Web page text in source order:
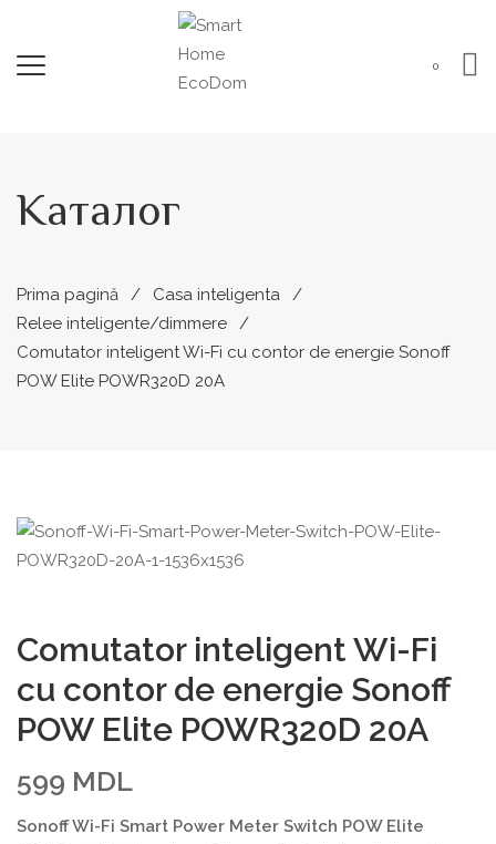
0
Каталог
Prima pagină
Casa inteligenta
Relee inteligente/dimmere
Comutator inteligent Wi-Fi cu contor de energie Sonoff
POW Elite POWR320D 20A
Comutator inteligent Wi-Fi
cu contor de energie Sonoff
POW Elite POWR320D 20A
599 MDL
Sonoff Wi-Fi Smart Power Meter Switch POW Elite